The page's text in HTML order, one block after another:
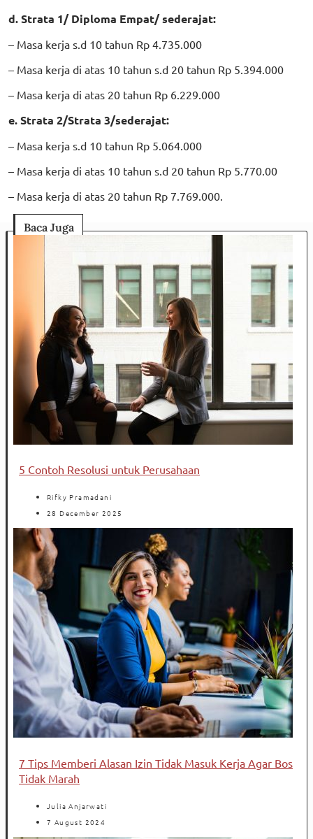
d. Strata 1/ Diploma Empat/ sederajat:
– Masa kerja s.d 10 tahun Rp 4.735.000
– Masa kerja di atas 10 tahun s.d 20 tahun Rp 5.394.000
– Masa kerja di atas 20 tahun Rp 6.229.000
e. Strata 2/Strata 3/sederajat:
– Masa kerja s.d 10 tahun Rp 5.064.000
– Masa kerja di atas 10 tahun s.d 20 tahun Rp 5.770.00
– Masa kerja di atas 20 tahun Rp 7.769.000.
Baca Juga
5 Contoh Resolusi untuk Perusahaan
Rifky Pramadani
28 December 2025
7 Tips Memberi Alasan Izin Tidak Masuk Kerja Agar Bos
Tidak Marah
Julia Anjarwati
7 August 2024